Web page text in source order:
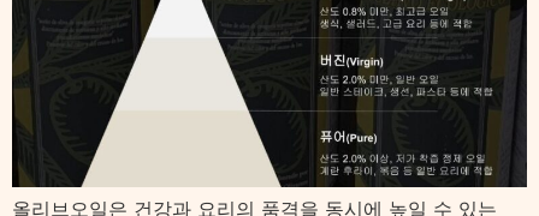
올리브오일은 건강과 요리의 품격을 동시에 높일 수 있는